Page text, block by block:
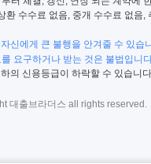
환 수수료 없음, 중개 수수료 없음,
신에게 큰 불행을 안겨줄 수 있습
요구하거나 받는 것은 불법입니
의 신용등급이 하락할 수 있습니다.
대출브라더스 all rights reserved.